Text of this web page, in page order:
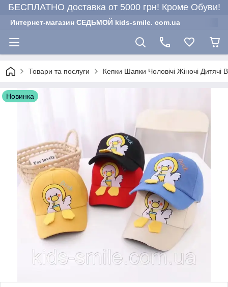
БЕСПЛАТНО доставка от 5000 грн! Кроме Обуви!
Интернет-магазин СЕДЬМОЙ kids-smile. com.ua
Товари та послуги Кепки Шапки Чоловічі Жіночі Дитячі
Новинка